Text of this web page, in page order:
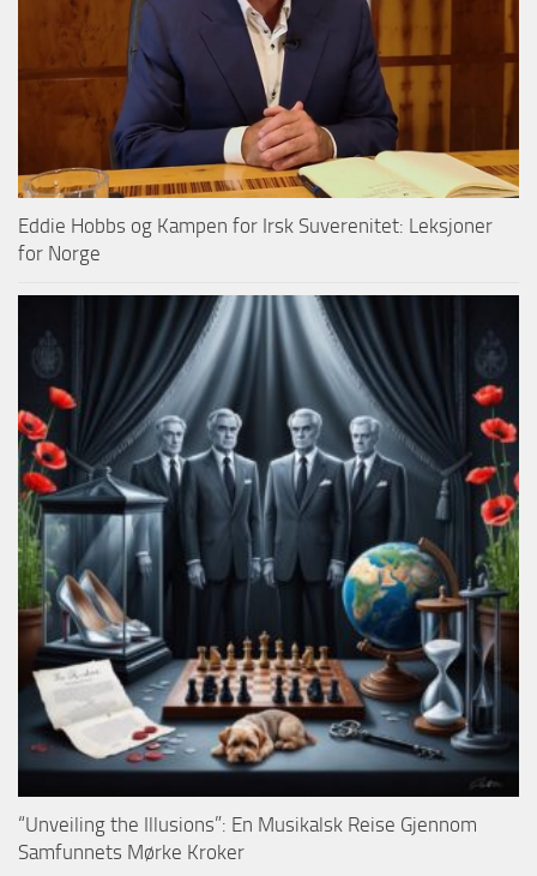
Eddie Hobbs og Kampen for Irsk Suverenitet: Leksjoner
for Norge
“Unveiling the Illusions”: En Musikalsk Reise Gjennom
Samfunnets Mørke Kroker